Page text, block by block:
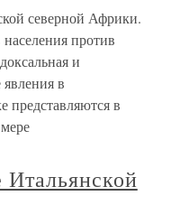
северной Африки.
против
и
в
представляются в
Итальянской